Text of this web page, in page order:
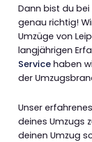
Dann bist du bei
genau richtig!
Umzüge von
langjährigen
Service haben
der
Unser
deines Umzugs
deinen Umzug